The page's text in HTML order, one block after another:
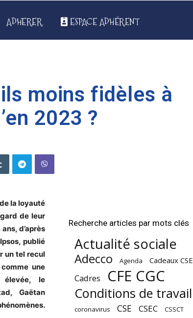
ADHERER ESPACE ADHÉRENT
moins fidèles à
2023 ?
la loyauté
de leur
d’après
publié
un tel recul
une
élevée, le
Gaëtan
Recherche articles par mots clés
Actualité sociale
Adecco Agenda Cadeaux CSE
Cadres CFE CGC
Conditions de travail
coronavirus CSE CSEC CSSCT